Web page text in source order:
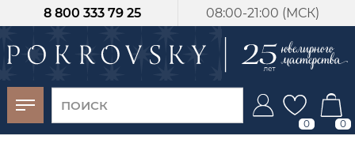
08:00-21:00 (МСК)
8 800 333 79 25
0 0
-30%
от 15 дней с
момента оплаты